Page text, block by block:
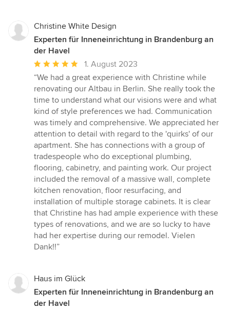
Christine White Design
Experten für Inneneinrichtung in Brandenburg an
der Havel
Durchschnittliche
Bewertung:
5
von
5
Sternen
1. August 2023
“We had a great experience with Christine while
renovating our Altbau in Berlin. She really took the
time to understand what our visions were and what
kind of style preferences we had. Communication
was timely and comprehensive. We appreciated her
attention to detail with regard to the 'quirks' of our
apartment. She has connections with a group of
tradespeople who do exceptional plumbing,
flooring, cabinetry, and painting work. Our project
included the removal of a massive wall, complete
kitchen renovation, floor resurfacing, and
installation of multiple storage cabinets. It is clear
that Christine has had ample experience with these
types of renovations, and we are so lucky to have
had her expertise during our remodel. Vielen
Dank!!”
Haus im Glück
Experten für Inneneinrichtung in Brandenburg an
der Havel